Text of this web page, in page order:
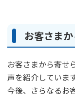
お客さま
お客さまから寄せ
声を紹介しています
今後、さらなるお